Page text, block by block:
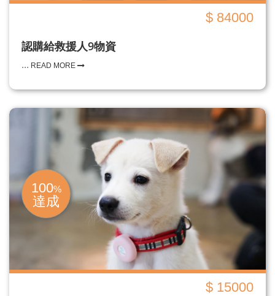
$ 84000
認購給救援人9物資
... READ MORE
100%
達成
$ 15000